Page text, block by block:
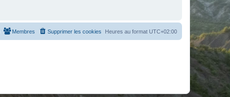
Heures au format UTC+02:00
Supprimer les cookies
Membres